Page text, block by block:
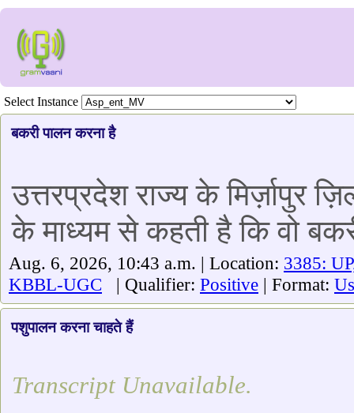
Select Instance
बकरी पालन करना है
उत्तरप्रदेश राज्य के मिर्ज़ापुर
के माध्यम से कहती है कि वो
Aug. 6, 2026, 10:43 a.m. | Location: 3385:
KBBL-UGC | Qualifier: Positive | Format:
पशुपालन करना चाहते हैं
Transcript Unavailable.